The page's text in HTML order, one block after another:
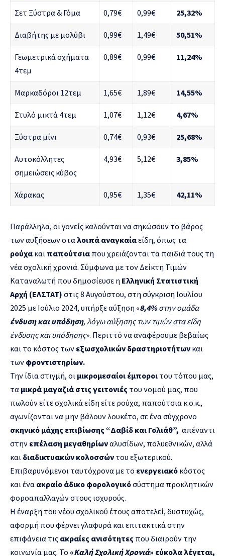
Σετ Ξύστρα & Γόμα 0,79€ 0,99€ 25,32%
Διαβήτης με μολύβι 0,99€ 1,49€ 50,51%
Γεωμετρικά σχήματα
4τεμ
0,89€ 0,99€ 11,24%
Μαρκαδόροι 12τεμ 1,65€ 1,89€ 14,55%
Στυλό μικτά 4τεμ 1,07€ 1,12€ 4,67%
Ξύστρα μίνι 0,74€ 0,93€ 25,68%
Αυτοκόλλητες
σημειώσεις κύβος
4,93€ 5,12€ 3,85%
Χάρακας 0,95€ 1,35€ 42,11%
Παράλληλα, οι γονείς καλούνται να σηκώσουν το βάρος
των αυξήσεων στα λοιπά αναγκαίαείδη, όπως τα
ρούχα και παπούτσια που χρειάζονται τα παιδιά τους τη
νέα σχολική χρονιά. Σύμφωνα με τον Δείκτη Τιμών
Καταναλωτή που δημοσίευσε η Ελληνική Στατιστική
Αρχή (ΕΛΣΤΑΤ) στις 8 Αυγούστου, στη σύγκριση Ιουλίου
2025 με Ιούλιο 2024, υπήρξε αύξηση «8,4%στην ομάδα
ένδυση και υπόδηση, λόγω αύξησης των τιμών στα είδη
ένδυσης και υπόδησης». Περιττό να αναφέρουμε βεβαίως
και το κόστος των εξωσχολικών δραστηριοτήτων και
των φροντιστηρίων.
Την ίδια στιγμή, οι μικρομεσαίοι έμποροι του τόπου μας,
τα μικρά μαγαζιά στις γειτονιές του νομού μας, που
πωλούν είτε σχολικά είδη είτε ρούχα, παπούτσια κ.ο.κ.,
αγωνίζονται να μην βάλουν λουκέτο, σε ένα σύγχρονο
σκηνικό μάχης επιβίωσης “Δαβίδ και Γολιάθ”, απέναντι
στην επέλαση μεγαθηρίωναλυσίδων, πολυεθνικών, αλλά
και διαδικτυακών κολοσσών του εξωτερικού.
Επιβαρυνόμενοι ταυτόχρονα με το ενεργειακό κόστος
και ένα ακραίο άδικο φορολογικόσύστημα προκλητικών
φοροαπαλλαγών στους ισχυρούς.
Η έναρξη του νέου σχολικού έτους αποτελεί, δυστυχώς,
αφορμή που φέρνει γλαφυρά και επιτακτικά στην
επιφάνεια τις ακραίες ανισότητες που διαιρούν την
κοινωνία μας. Το «Καλή Σχολική Χρονιά» εύκολα λέγεται,